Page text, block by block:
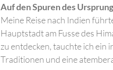
Auf den Spuren des
Meine Reise nach Indien
Hauptstadt am Fusse des
zu entdecken, tauchte ich ein
Traditionen und eine